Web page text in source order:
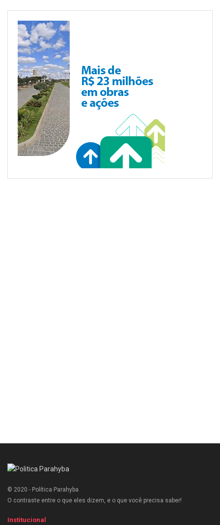
© 2020 - Política Parahyba
O contraste entre o que eles dizem, e o que você precisa saber!
Institucional